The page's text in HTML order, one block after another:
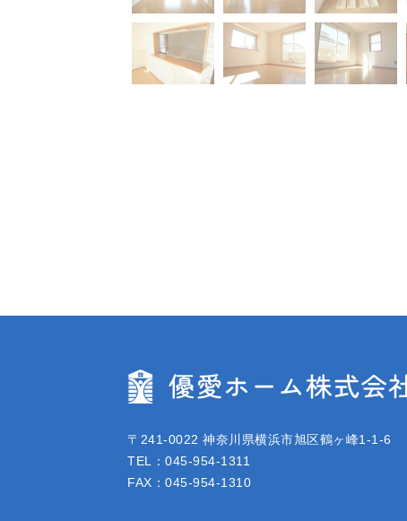
〒241-0022 神奈川県横浜市旭区鶴ヶ峰1-1-6
TEL： 045-954-1311
FAX：045-954-1310